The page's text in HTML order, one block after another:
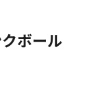
ボール